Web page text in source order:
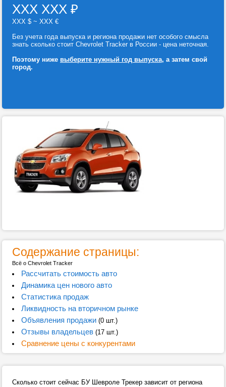
ХХХ ХХХ ₽
ХХХ $ ~ ХХХ €
Без учета года выпуска и региона продажи нет особого смысла
знать сколько стоит Chevrolet Tracker в России - цена неточная.
Поэтому ниже выберите нужный год выпуска, а затем свой
город.
Содержание страницы:
Всё о Chevrolet Tracker
Рассчитать стоимость авто
Динамика цен нового авто
Статистика продаж
Ликвидность на вторичном рынке
Объявления продажи(0 шт.)
Отзывы владельцев(17 шт.)
Сравнение цены с конкурентами
Сколько стоит сейчас БУ Шевроле Трекер зависит от региона